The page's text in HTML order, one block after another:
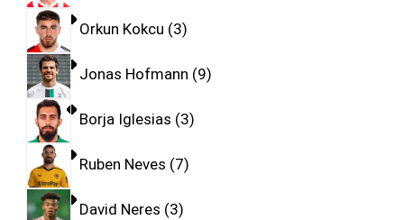
Orkun Kokcu 3
Jonas Hofmann 9
Borja Iglesias 3
Ruben Neves 7
David Neres 3